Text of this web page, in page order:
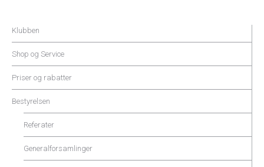
Klubben
Shop og Service
Priser og rabatter
Bestyrelsen
Referater
Generalforsamlinger